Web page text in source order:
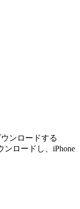
ンロードする
ンロードし、iPhone